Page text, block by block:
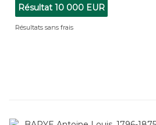
Résultat 10 000 EUR
Résultats sans frais